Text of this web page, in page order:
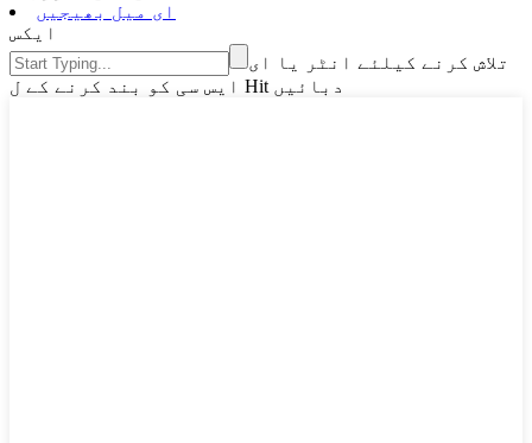
ای میل بھیجیں
ایکس
تلاش کرنے کیلئے انٹر یا ای
ایس سی کو بند کرنے کے ل Hit دبائیں